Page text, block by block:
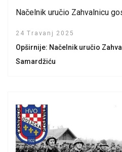
Načelnik uručio Zahvalnicu
24 Travanj 2025
Opširnije: Načelnik uručio
Samardžiću